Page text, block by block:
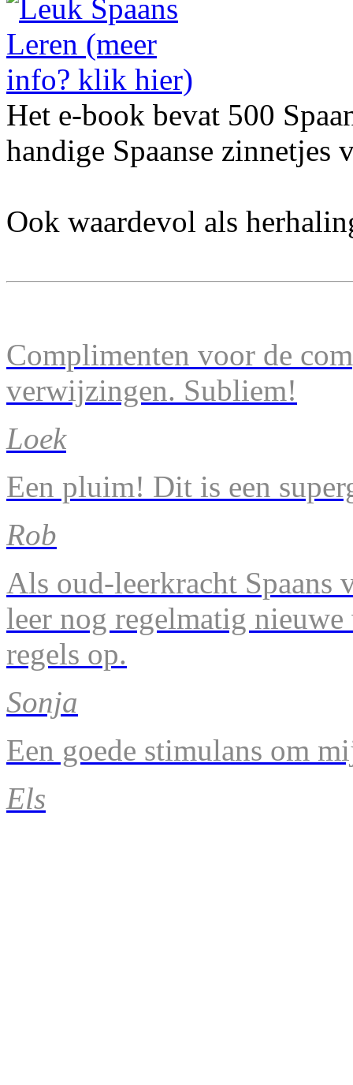
Het e-book bevat 500
handige Spaanse zinnetjes
Ook waardevol als
Complimenten voor de
verwijzingen. Subliem!
Loek
Een pluim! Dit is een
Rob
Als oud-leerkracht
leer nog regelmatig
regels op.
Sonja
Een goede stimulans om
Els